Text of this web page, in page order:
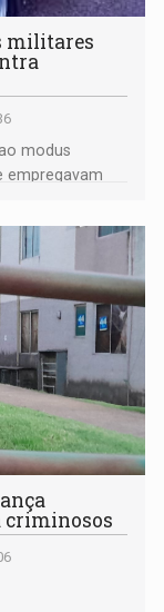
militares
modus
empregavam
criminosos